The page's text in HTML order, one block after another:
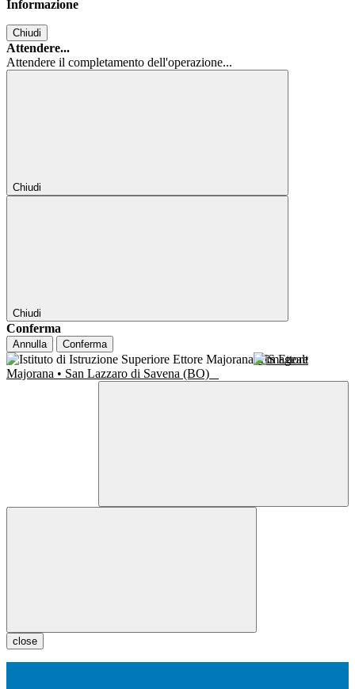
Informazione
Chiudi
Attendere...
Attendere il completamento dell'operazione...
Chiudi
Chiudi
Conferma
Annulla Conferma
IIS Ettore
Majorana • San Lazzaro di Savena (BO)
close